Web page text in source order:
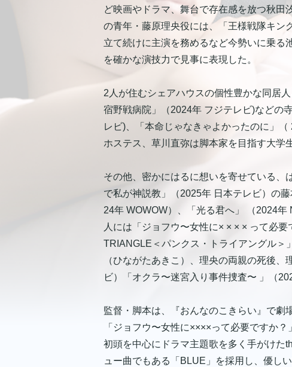
ど映画やドラマ、舞台で存在感を放つ秋田
の青年・藤原理央役には、「王様戦隊キン
立て続けに主演を務めるなど今勢いに乗る
を確かな演技力で見事に表現した。
2人が住むシェアハウスの個性豊かな同居
宿野戦病院」（2024年 フジテレビ)などの
レビ)、「本命じゃなきゃよかったのに」
ホステス、草川直弥は脚本家を目指す大学
その他、密かにはるに想いを寄せている、
で私が神説教」（2025年 日本テレビ）の
24年 WOWOW）、「光る君へ」 （2024
人には「ジョフウ〜女性に× × × × って必
TRIANGLE＜パンクス・トライアングル＞
（ひながたあきこ）、理央の両親の死後
ビ）「オクラ〜迷宮入り事件捜査〜 」（
監督・脚本は、『おんなのこきらい』で劇
「ジョフウ〜女性に××××って必要ですか
初頭を中心にドラマ主題歌を多く手がけた
ュー曲でもある「BLUE」を採用し、優し